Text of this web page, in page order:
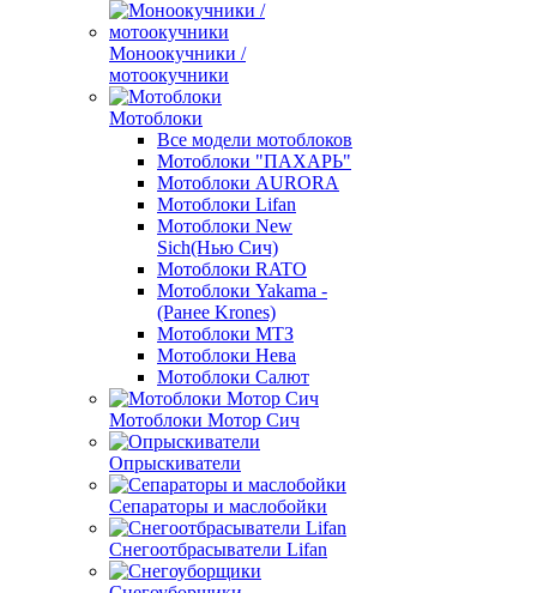
Моноокучники /
мотоокучники
Мотоблоки
Все модели мотоблоков
Мотоблоки "ПАХАРЬ"
Мотоблоки AURORA
Мотоблоки Lifan
Мотоблоки New
Sich(Нью Сич)
Мотоблоки RATO
Мотоблоки Yakama -
(Ранее Krones)
Мотоблоки МТЗ
Мотоблоки Нева
Мотоблоки Салют
Мотоблоки Мотор Сич
Опрыскиватели
Сепараторы и маслобойки
Снегоотбрасыватели Lifan